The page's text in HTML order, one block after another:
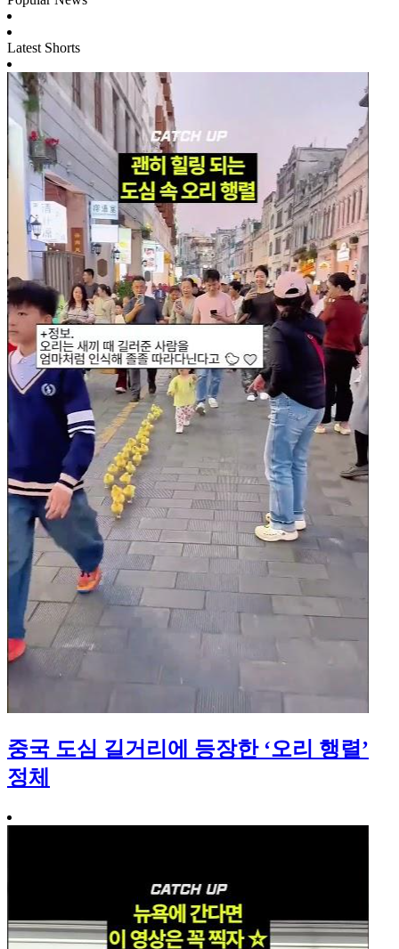
Latest Shorts
중국 도심 길거리에 등장한 ‘오리 행렬’
정체